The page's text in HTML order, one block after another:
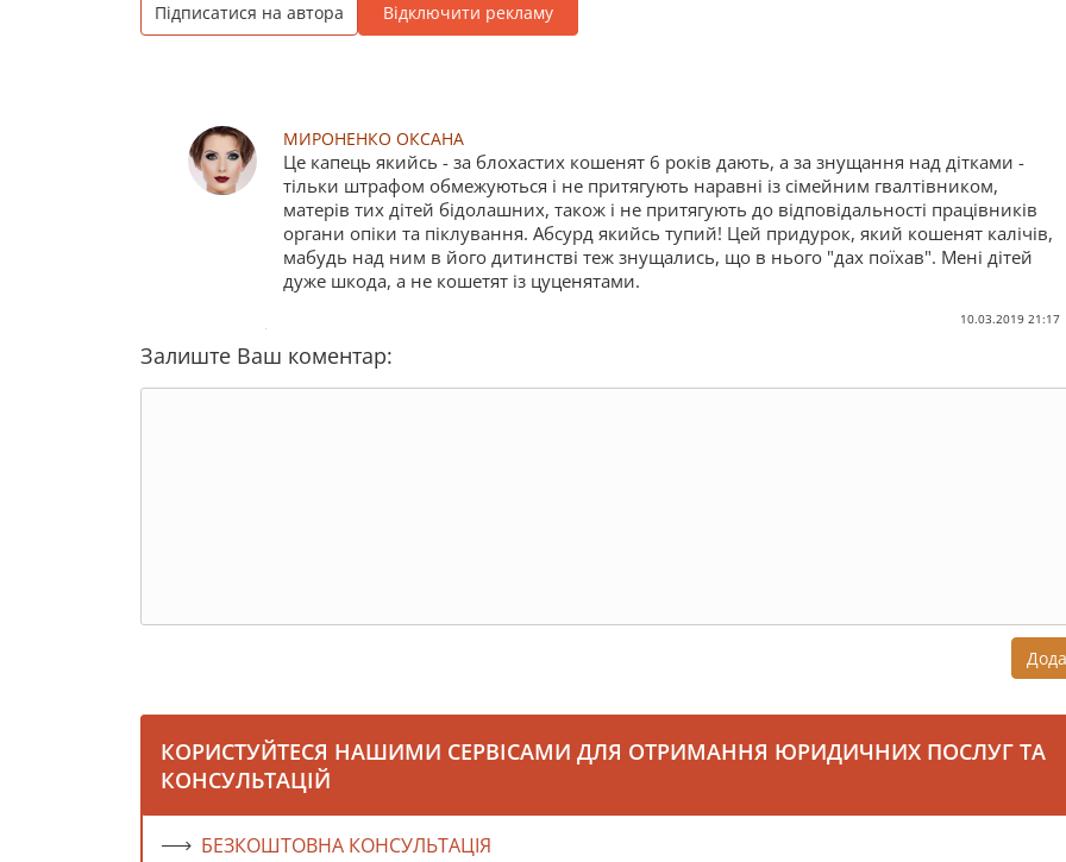
Підписатися на автора Відключити рекламу
МИРОНЕНКО ОКСАНА
Це капець якийсь - за блохастих кошенят 6 років дають, а за знущання над дітками -
тільки штрафом обмежуються і не притягують наравні із сімейним гвалтівником,
матерів тих дітей бідолашних, також і не притягують до відповідальності працівників
органи опіки та піклування. Абсурд якийсь тупий! Цей придурок, який кошенят калічів,
мабудь над ним в його дитинстві теж знущались, що в нього "дах поїхав". Мені дітей
дуже шкода, а не кошетят із цуценятами.
10.03.2019 21:17
Залиште Ваш коментар:
КОРИСТУЙТЕСЯ НАШИМИ СЕРВІСАМИ ДЛЯ ОТРИМАННЯ ЮРИДИЧНИХ ПОСЛУГ ТА
КОНСУЛЬТАЦІЙ
БЕЗКОШТОВНА КОНСУЛЬТАЦІЯ